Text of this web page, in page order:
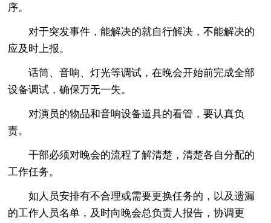
序。
对于突发事件，能解决的就自行解决，不能解决的
应及时上报。
话筒、音响、灯光等调试，在晚会开始前完成全部
设备调试，确保万无一失。
对演员的物品和音响设备道具的看管，要认真负
责。
干部必须对晚会的流程了解清楚，清楚各自分配的
工作任务。
如人员安排有不合理或需要更换任务的，以及遗漏
的工作人员名单，及时向晚会总负责人报告，协调更